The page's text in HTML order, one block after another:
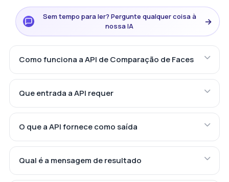
Sem tempo para ler? Pergunte qualquer coisa à
nossa IA
→
Como funciona a API de Comparação de Faces
Que entrada a API requer
O que a API fornece como saída
Qual é a mensagem de resultado